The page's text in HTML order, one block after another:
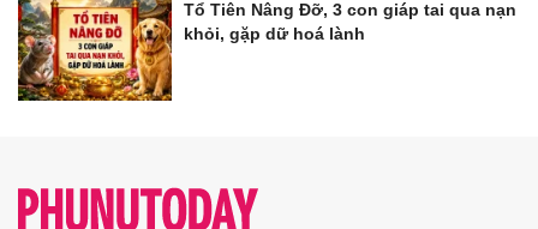
Tổ Tiên Nâng Đỡ, 3 con giáp tai qua nạn
khỏi, gặp dữ hoá lành